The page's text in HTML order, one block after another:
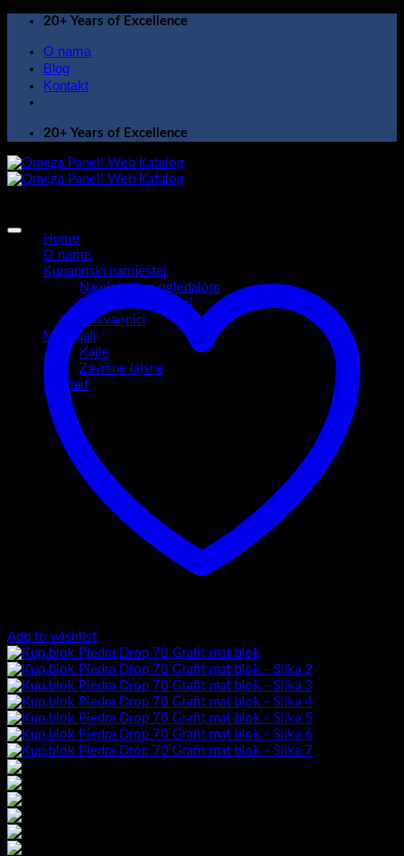
Skip
content
20+ Years of Excellence
O nama
Blog
Kontakt
20+ Years of Excellence
Home
O nama
Kupaonski namještaj
Namještaj sa ogledalom
Kupaonski ormarići
Umivaonici
Materijali
Kajle
Završne lajsne
Kontakt
Add to wishlist